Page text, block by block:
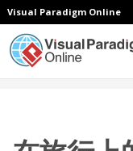
Visual Paradigm Online